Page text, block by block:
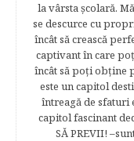
la vârsta şcolară.
se descurce cu
încât să crească
captivant în care
încât să poţi obţine
este un capitol
întreagă de sfaturi
capitol fascinant
SĂ PREVII!